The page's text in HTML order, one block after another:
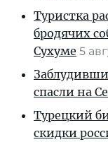
Туристка
бродячих
Сухуме 5
спасли на
Турецкий
скидки